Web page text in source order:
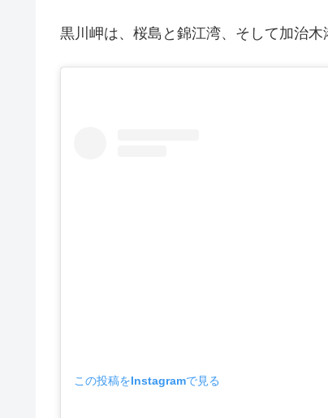
黒川岬は、桜島と錦江湾、そして加治
この投稿をInstagramで見る